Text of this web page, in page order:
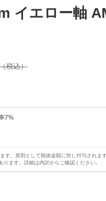
イエロー軸
税込）
7%
す。原則として税抜金額に対し付与されま
ます。詳細は内訳からご確認ください。